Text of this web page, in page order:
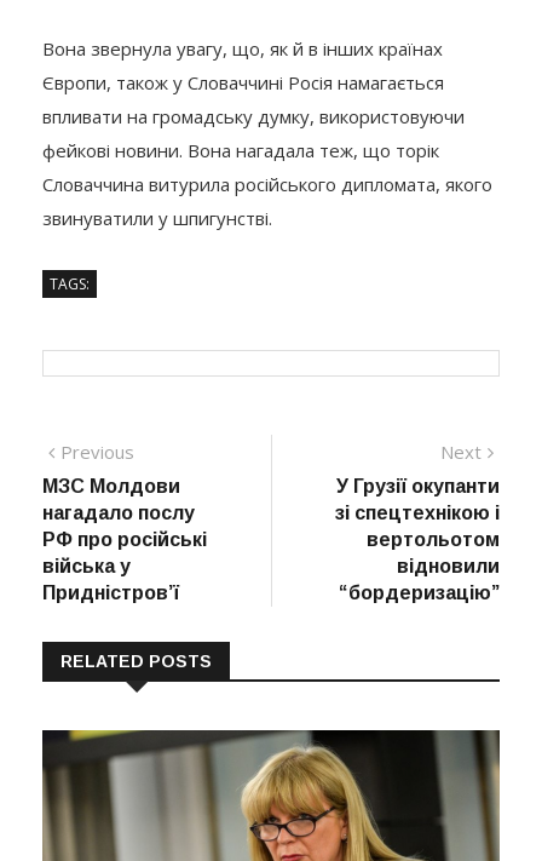
Вона звернула увагу, що, як й в інших країнах
Європи, також у Словаччині Росія намагається
впливати на громадську думку, використовуючи
фейкові новини. Вона нагадала теж, що торік
Словаччина витурила російського дипломата, якого
звинуватили у шпигунстві.
TAGS:
Навігація
записів
Previous
post:
МЗС Молдови
нагадало послу
РФ про російські
війська у
Придністров’ї
Next
У Грузії окупанти
зі спецтехнікою і
вертольотом
відновили
“бордеризацію”
RELATED POSTS